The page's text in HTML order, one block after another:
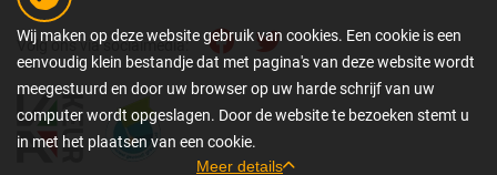
Volg ons via socialmedia:
Wij maken op deze website gebruik van cookies. Een cookie is een
eenvoudig klein bestandje dat met pagina's van deze website wordt
meegestuurd en door uw browser op uw harde schrijf van uw
computer wordt opgeslagen. Door de website te bezoeken stemt u
in met het plaatsen van een cookie.
Meer details